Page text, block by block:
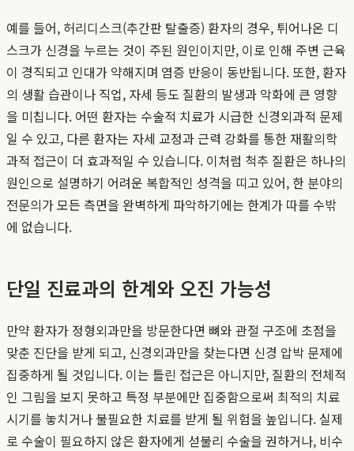
예를 들어, 허리디스크(추간판 탈출증) 환자의 경우, 튀어나온 디
스크가 신경을 누르는 것이 주된 원인이지만, 이로 인해 주변 근육
이 경직되고 인대가 약해지며 염증 반응이 동반됩니다. 또한, 환자
의 생활 습관이나 직업, 자세 등도 질환의 발생과 악화에 큰 영향
을 미칩니다. 어떤 환자는 수술적 치료가 시급한 신경외과적 문제
일 수 있고, 다른 환자는 자세 교정과 근력 강화를 통한 재활의학
과적 접근이 더 효과적일 수 있습니다. 이처럼 척추 질환은 하나의
원인으로 설명하기 어려운 복합적인 성격을 띠고 있어, 한 분야의
전문의가 모든 측면을 완벽하게 파악하기에는 한계가 따를 수밖
에 없습니다.
단일 진료과의 한계와 오진 가능성
만약 환자가 정형외과만을 방문한다면 뼈와 관절 구조에 초점을
맞춘 진단을 받게 되고, 신경외과만을 찾는다면 신경 압박 문제에
집중하게 될 것입니다. 이는 틀린 접근은 아니지만, 질환의 전체적
인 그림을 보지 못하고 특정 부분에만 집중함으로써 최적의 치료
시기를 놓치거나 불필요한 치료를 받게 될 위험을 높입니다. 실제
로 수술이 필요하지 않은 환자에게 섣불리 수술을 권하거나, 비수